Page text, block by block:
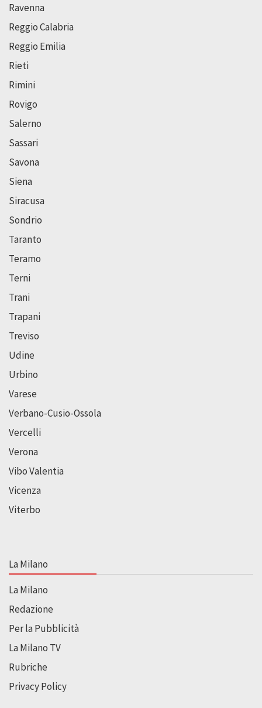
Ravenna
Reggio Calabria
Reggio Emilia
Rieti
Rimini
Rovigo
Salerno
Sassari
Savona
Siena
Siracusa
Sondrio
Taranto
Teramo
Terni
Trani
Trapani
Treviso
Udine
Urbino
Varese
Verbano-Cusio-Ossola
Vercelli
Verona
Vibo Valentia
Vicenza
Viterbo
La Milano
La Milano
Redazione
Per la Pubblicità
La Milano TV
Rubriche
Privacy Policy